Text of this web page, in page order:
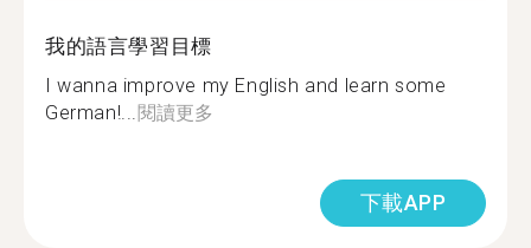
我的語言學習目標
I wanna improve my English and learn some
German!...閱讀更多
下載APP